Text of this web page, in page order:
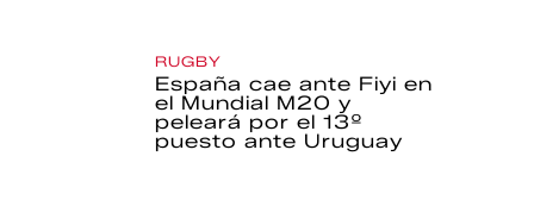
RUGBY
España cae ante Fiyi en
el Mundial M20 y
peleará por el 13º
puesto ante Uruguay